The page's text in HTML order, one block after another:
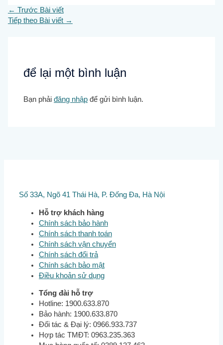
← Trước Bài viết
Tiếp theo Bài viết →
để lại một bình luận
Bạn phảiđăng nhập để gửi bình luận.
Số 33A, Ngõ 41 Thái Hà, P. Đống Đa, Hà Nội
Hỗ trợ khách hàng
Chính sách bảo hành
Chính sách thanh toán
Chính sách vận chuyển
Chính sách đổi trả
Chính sách bảo mật
Điều khoản sử dụng
Tổng đài hỗ trợ
Hotline: 1900.633.870
Bảo hành: 1900.633.870
Đối tác & Đại lý: 0966.933.737
Hợp tác TMĐT: 0963.235.363